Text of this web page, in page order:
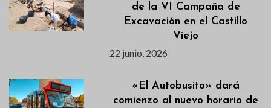
de la VI Campaña de
Excavación en el Castillo
Viejo
22 junio, 2026
«El Autobusito» dará
comienzo al nuevo horario de